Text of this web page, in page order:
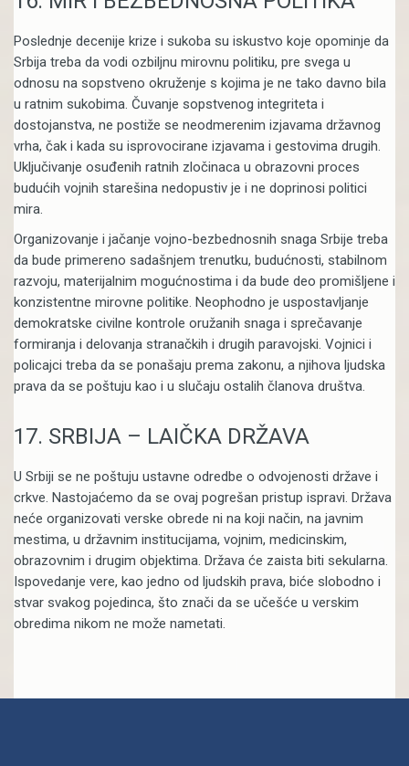
Poslednje decenije krize i sukoba su iskustvo koje opominje da
Srbija treba da vodi ozbiljnu mirovnu politiku, pre svega u
odnosu na sopstveno okruženje s kojima je ne tako davno bila
u ratnim sukobima. Čuvanje sopstvenog integriteta i
dostojanstva, ne postiže se neodmerenim izjavama državnog
vrha, čak i kada su isprovocirane izjavama i gestovima drugih.
Uključivanje osuđenih ratnih zločinaca u obrazovni proces
budućih vojnih starešina nedopustiv je i ne doprinosi politici
mira.
Organizovanje i jačanje vojno-bezbednosnih snaga Srbije treba
da bude primereno sadašnjem trenutku, budućnosti, stabilnom
razvoju, materijalnim mogućnostima i da bude deo promišljene i
konzistentne mirovne politike. Neophodno je uspostavljanje
demokratske civilne kontrole oružanih snaga i sprečavanje
formiranja i delovanja stranačkih i drugih paravojski. Vojnici i
policajci treba da se ponašaju prema zakonu, a njihova ljudska
prava da se poštuju kao i u slučaju ostalih članova društva.
17. SRBIJA – LAIČKA DRŽAVA
U Srbiji se ne poštuju ustavne odredbe o odvojenosti države i
crkve. Nastojaćemo da se ovaj pogrešan pristup ispravi. Država
neće organizovati verske obrede ni na koji način, na javnim
mestima, u državnim institucijama, vojnim, medicinskim,
obrazovnim i drugim objektima. Država će zaista biti sekularna.
Ispovedanje vere, kao jedno od ljudskih prava, biće slobodno i
stvar svakog pojedinca, što znači da se učešće u verskim
obredima nikom ne može nametati.